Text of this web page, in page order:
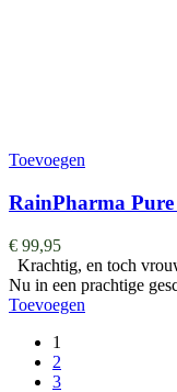
Toevoegen
RainPharma
€ 99,95
Krachtig, en toch
Nu in een prachtige
Toevoegen
1
2
3